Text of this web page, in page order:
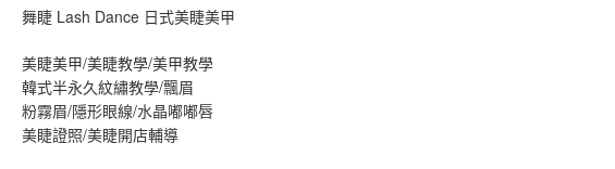
舞睫 Lash Dance 日式美睫美甲
美睫美甲/美睫教學/美甲教學
韓式半永久紋繡教學/飄眉
粉霧眉/隱形眼線/水晶嘟嘟唇
美睫證照/美睫開店輔導